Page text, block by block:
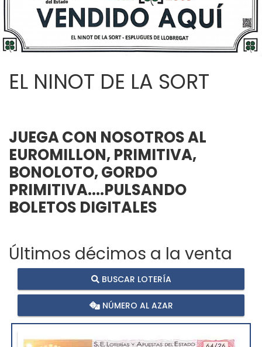
EL NINOT DE LA SORT
JUEGA CON NOSOTROS AL
EUROMILLON, PRIMITIVA,
BONOLOTO, GORDO
PRIMITIVA....PULSANDO
BOLETOS DIGITALES
Últimos décimos a la venta
BUSCAR LOTERÍA
NÚMERO AL AZAR